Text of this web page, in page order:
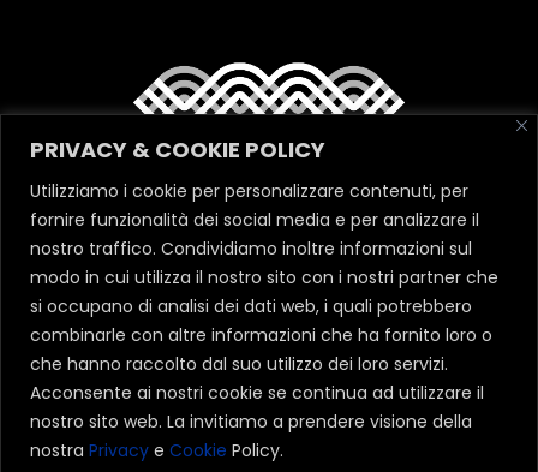
PRIVACY & COOKIE POLICY
Utilizziamo i cookie per personalizzare contenuti, per
fornire funzionalità dei social media e per analizzare il
nostro traffico. Condividiamo inoltre informazioni sul
modo in cui utilizza il nostro sito con i nostri partner che
si occupano di analisi dei dati web, i quali potrebbero
combinarle con altre informazioni che ha fornito loro o
che hanno raccolto dal suo utilizzo dei loro servizi.
Acconsente ai nostri cookie se continua ad utilizzare il
nostro sito web. La invitiamo a prendere visione della
nostra Privacy e Cookie Policy.